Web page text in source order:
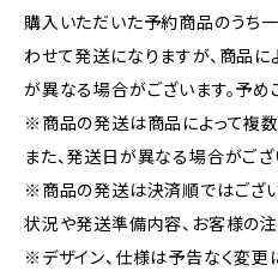
購入いただいた予約商品のうち
わせて発送になりますが、商品
が異なる場合がございます。予め
※商品の発送は商品によって複
また、発送日が異なる場合がござ
※商品の発送は決済順ではござ
状況や発送準備内容、お客様の
※デザイン、仕様は予告なく変更